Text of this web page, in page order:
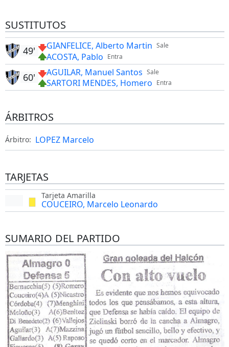
SUSTITUTOS
Sale
GIANFELICE, Alberto Martin
Entra
ACOSTA, Pablo
49'
Sale
AGUILAR, Manuel Santos
Entra
SARTORI MENDES, Homero
60'
ÁRBITROS
Árbitro: LOPEZ Marcelo
TARJETAS
Tarjeta Amarilla
COUCEIRO, Marcelo Leonardo
SUMARIO DEL PARTIDO